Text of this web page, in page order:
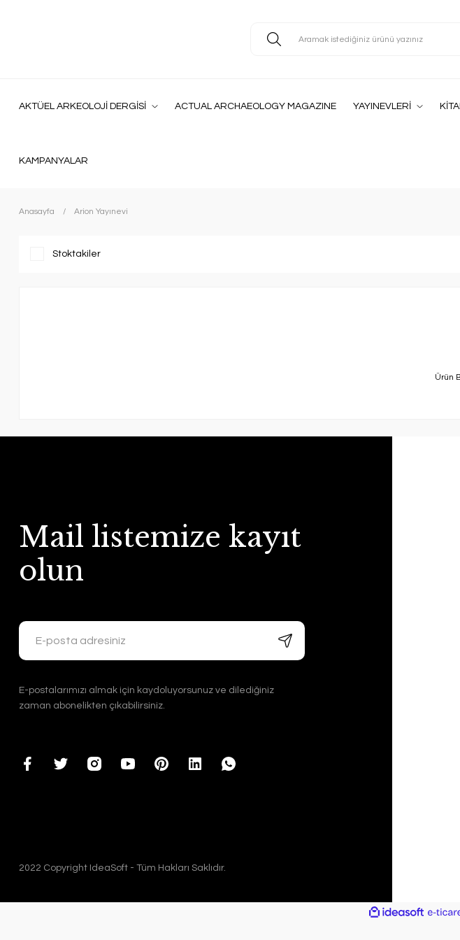
AKTÜEL ARKEOLOJİ DERGİSİ ACTUAL ARCHAEOLOGY MAGAZINE YAYINEVLERİ
KAMPANYALAR
Anasayfa Arion Yayınevi
Stoktakiler
Ürün
Mail listemize kayıt
olun
E-postalarımızı almak için kaydoluyorsunuz ve dilediğiniz
zaman abonelikten çıkabilirsiniz.
2022 Copyright IdeaSoft - Tüm Hakları Saklıdır.
ideasoft